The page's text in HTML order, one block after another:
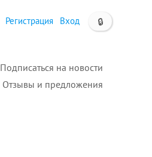
🔒
Регистрация Вход
Подписаться на новости
Отзывы и предложения